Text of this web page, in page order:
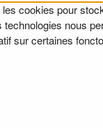
cookies pour
nous
sur certaines